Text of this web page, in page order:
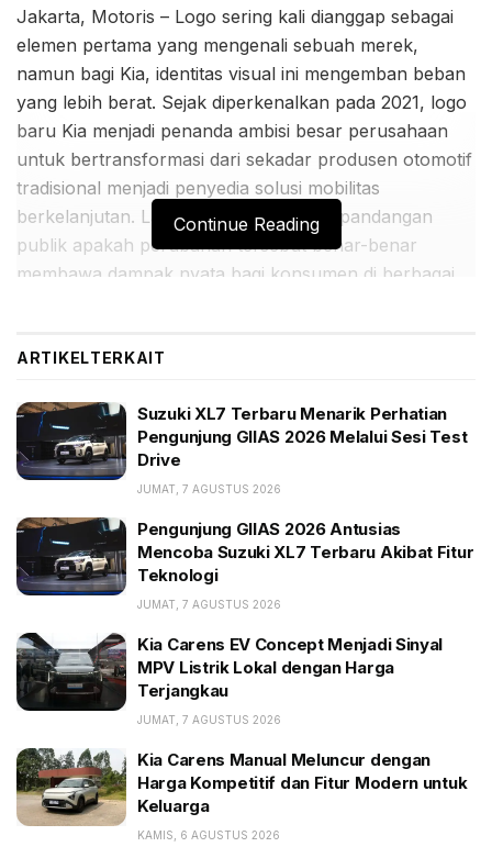
Jakarta, Motoris – Logo sering kali dianggap sebagai
elemen pertama yang mengenali sebuah merek,
namun bagi Kia, identitas visual ini mengemban beban
yang lebih berat. Sejak diperkenalkan pada 2021, logo
baru Kia menjadi penanda ambisi besar perusahaan
untuk bertransformasi dari sekadar produsen otomotif
tradisional menjadi penyedia solusi mobilitas
berkelanjutan. Langkah ini menantang pandangan
publik apakah perubahan tersebut benar-benar
membawa dampak nyata bagi konsumen di berbagai
Transformasi global ini menempatkan manusia sebagai
harus mampu menghubungkan masyarakat dengan
lingkungan secara lebih bermakna. Hal ini dipertegas
melalui slogan global Movement that inspires yang
mengiringi kehadiran logo tersebut. Kia mencoba
meyakinkan pasar bahwa pergerakan bukan sekadar
berpindah tempat, melainkan sarana untuk
menghadirkan inspirasi dan membuka berbagai
kemungkinan baru dalam kehidupan sehari-hari.
BACA JUGA:
Suzuki XL7 Terbaru Menarik Perhatian Pengunjung
GIIAS 2026 Melalui Sesi Test Drive
Pengunjung GIIAS 2026 Antusias Mencoba Suzuki
XL7 Terbaru Akibat Fitur Teknologi
Kia Carens EV Concept Menjadi Sinyal MPV Listrik
Lokal dengan Harga Terjangkau
Continue Reading
ARTIKELTERKAIT
Suzuki XL7 Terbaru Menarik Perhatian
Pengunjung GIIAS 2026 Melalui Sesi Test
Drive
JUMAT, 7 AGUSTUS 2026
Pengunjung GIIAS 2026 Antusias
Mencoba Suzuki XL7 Terbaru Akibat Fitur
Teknologi
JUMAT, 7 AGUSTUS 2026
Kia Carens EV Concept Menjadi Sinyal
MPV Listrik Lokal dengan Harga
Terjangkau
JUMAT, 7 AGUSTUS 2026
Kia Carens Manual Meluncur dengan
Harga Kompetitif dan Fitur Modern untuk
Keluarga
KAMIS, 6 AGUSTUS 2026